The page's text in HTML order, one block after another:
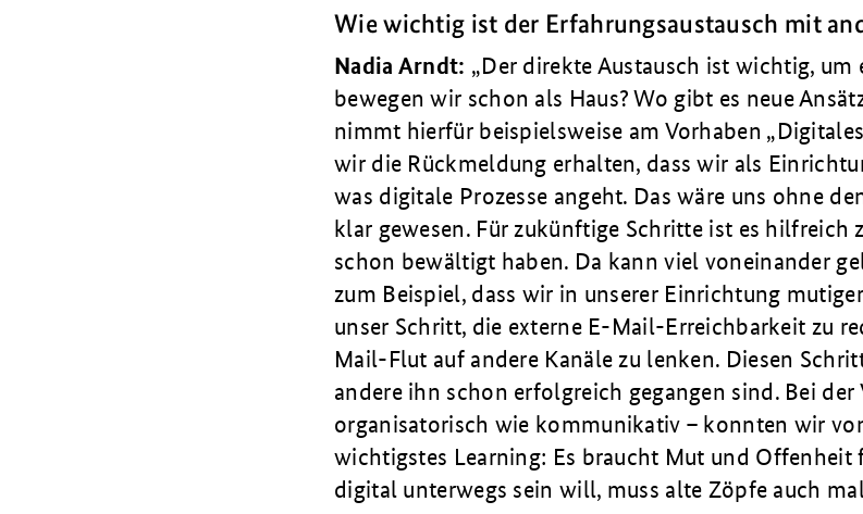
Wie wichtig ist der Erfahrungsaustausch mit
Nadia Arndt:
Der direkte Austausch ist wichtig, um
bewegen wir schon als Haus? Wo gibt es neue
nimmt hierfür beispielsweise am Vorhaben
wir die Rückmeldung erhalten, dass wir als
was digitale Prozesse angeht. Das wäre uns ohne
klar gewesen. Für zukünftige Schritte ist es hilfreich
schon bewältigt haben. Da kann viel voneinander
zum Beispiel, dass wir in unserer Einrichtung
unser Schritt, die externe E-Mail-Erreichbarkeit zu
Mail-Flut auf andere Kanäle zu lenken. Diesen
andere ihn schon erfolgreich gegangen sind. Bei der
organisatorisch wie kommunikativ – konnten wir
wichtigstes Learning: Es braucht Mut und Offenheit
digital unterwegs sein will, muss alte Zöpfe auch